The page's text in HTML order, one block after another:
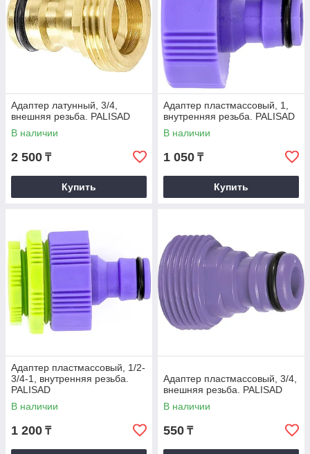
Адаптер латунный, 3/4,
внешняя резьба. PALISAD
В наличии
2 500 ₸
Купить
Адаптер пластмассовый, 1,
внутренняя резьба. PALISAD
В наличии
1 050 ₸
Купить
Адаптер пластмассовый, 1/2-
3/4-1, внутренняя резьба.
PALISAD
В наличии
1 200 ₸
Адаптер пластмассовый, 3/4,
внешняя резьба. PALISAD
В наличии
550 ₸